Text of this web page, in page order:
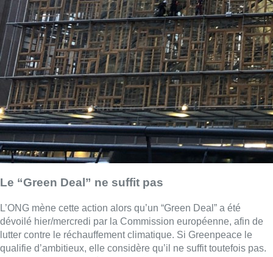
Le “Green Deal” ne suffit pas
L’ONG mène cette action alors qu’un “Green Deal” a été
dévoilé hier/mercredi par la Commission européenne, afin de
lutter contre le réchauffement climatique. Si Greenpeace le
qualifie d’ambitieux, elle considère qu’il ne suffit toutefois pas.
“Notre maison, la planète, est en feu et pourtant nos politiciens
ne font rien pour éteindre l’incendie”, dénonce Joeri Thijs de
Greenpeace Belgique.
“Les chefs d’Etat et de gouvernement qui se réunissent
aujourd’hui à Bruxelles vont discuter des objectifs climatiques
Nous ne pouvons pas les laisser s’en tirer avec ce genre de
promesse vague pour un avenir lointain.”
Ils ont posté une vidéo de leur action sur leur page Facebook.
Belga – Photo : Nils Quintelier